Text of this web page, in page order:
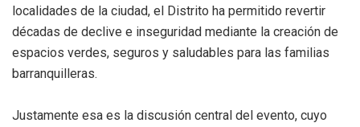
localidades de la ciudad, el Distrito ha permitido revertir
décadas de declive e inseguridad mediante la creación de
espacios verdes, seguros y saludables para las familias
barranquilleras.
Justamente esa es la discusión central del evento, cuyo